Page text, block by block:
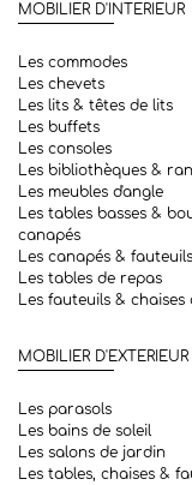
MOBILIER D'INTERIEUR
Les commodes
Les chevets
Les lits & têtes de lits
Les buffets
Les consoles
Les bibliothèques &
Les meubles d'angle
Les tables basses &
canapés
Les canapés & fauteuils
Les tables de repas
Les fauteuils & chaises
MOBILIER D'EXTERIEUR
Les parasols
Les bains de soleil
Les salons de jardin
Les tables, chaises &